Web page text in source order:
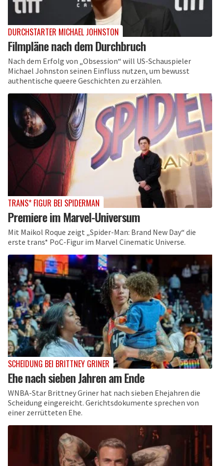
DURCHSTARTER MICHAEL JOHNSTON
Filmpläne nach dem Durchbruch
Nach dem Erfolg von „Obsession“ will US-Schauspieler
Michael Johnston seinen Einfluss nutzen, um bewusst
authentische queere Geschichten zu erzählen.
TRANS* FIGUR BEI SPIDERMAN
Premiere im Marvel-Universum
Mit Maikol Roque zeigt „Spider-Man: Brand New Day“ die
erste trans* PoC-Figur im Marvel Cinematic Universe.
SCHEIDUNG BEI BRITTNEY GRINER
Ehe nach sieben Jahren am Ende
WNBA-Star Brittney Griner hat nach sieben Ehejahren die
Scheidung eingereicht. Gerichtsdokumente sprechen von
einer zerrütteten Ehe.